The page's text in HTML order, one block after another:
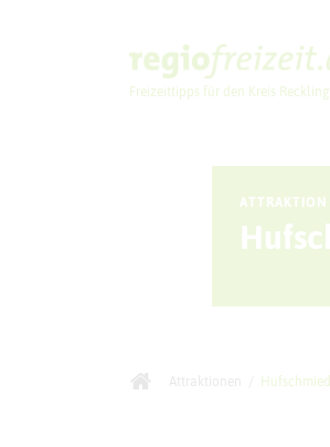
Freizeittipps für den Kreis
ATTRAKTION